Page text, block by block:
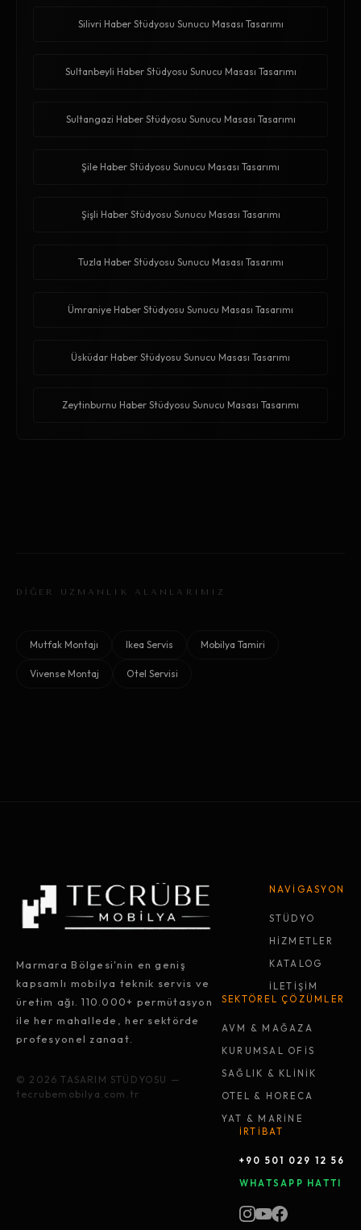
Silivri Haber Stüdyosu Sunucu Masası Tasarımı
Sultanbeyli Haber Stüdyosu Sunucu Masası Tasarımı
Sultangazi Haber Stüdyosu Sunucu Masası Tasarımı
Şile Haber Stüdyosu Sunucu Masası Tasarımı
Şişli Haber Stüdyosu Sunucu Masası Tasarımı
Tuzla Haber Stüdyosu Sunucu Masası Tasarımı
Ümraniye Haber Stüdyosu Sunucu Masası Tasarımı
Üsküdar Haber Stüdyosu Sunucu Masası Tasarımı
Zeytinburnu Haber Stüdyosu Sunucu Masası Tasarımı
DİĞER UZMANLIK ALANLARIMIZ
Mutfak Montajı Ikea Servis Mobilya Tamiri
Vivense Montaj Otel Servisi
Marmara Bölgesi'nin en geniş
kapsamlı mobilya teknik servis ve
üretim ağı. 110.000+ permütasyon
ile her mahallede, her sektörde
profesyonel zanaat.
© 2026 TASARIM STÜDYOSU —
tecrubemobilya.com.tr
NAVİGASYON
STÜDYO
HİZMETLER
KATALOG
İLETİŞİM
SEKTÖREL ÇÖZÜMLER
AVM & MAĞAZA
KURUMSAL OFİS
SAĞLIK & KLİNİK
OTEL & HORECA
YAT & MARİNE
İRTİBAT
+90 501 029 12 56
WHATSAPP HATTI